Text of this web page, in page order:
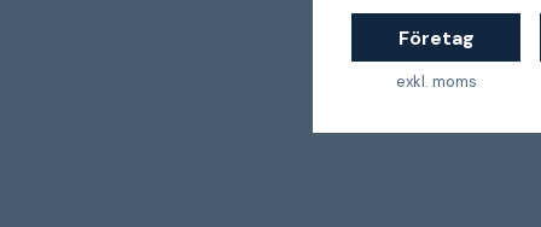
Företag
exkl. moms